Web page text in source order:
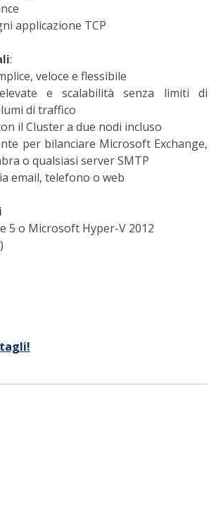
applicazione TCP
:
veloce e flessibile
e scalabilitàsenza limiti di
di traffico
il Cluster a due nodi incluso
per bilanciare Microsoft Exchange,
o qualsiasi server SMTP
email, telefono o web
5 o Microsoft Hyper-V 2012